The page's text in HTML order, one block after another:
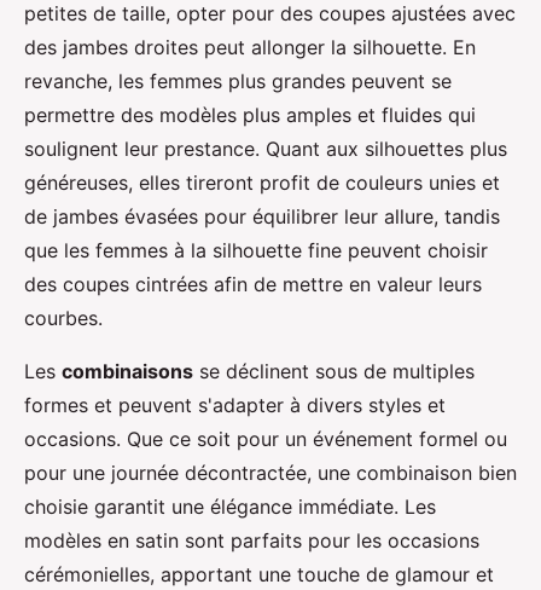
petites de taille, opter pour des coupes ajustées avec
des jambes droites peut allonger la silhouette. En
revanche, les femmes plus grandes peuvent se
permettre des modèles plus amples et fluides qui
soulignent leur prestance. Quant aux silhouettes plus
généreuses, elles tireront profit de couleurs unies et
de jambes évasées pour équilibrer leur allure, tandis
que les femmes à la silhouette fine peuvent choisir
des coupes cintrées afin de mettre en valeur leurs
courbes.
Les combinaisons se déclinent sous de multiples
formes et peuvent s'adapter à divers styles et
occasions. Que ce soit pour un événement formel ou
pour une journée décontractée, une combinaison bien
choisie garantit une élégance immédiate. Les
modèles en satin sont parfaits pour les occasions
cérémonielles, apportant une touche de glamour et